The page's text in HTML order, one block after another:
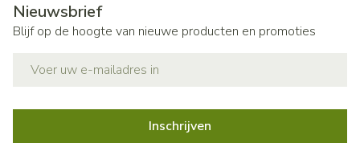
Nieuwsbrief
Blijf op de hoogte van nieuwe producten en promoties
Inschrijven